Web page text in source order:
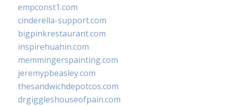
empconst1.com
cinderella-support.com
bigpinkrestaurant.com
inspirehuahin.com
memmingerspainting.com
jeremypbeasley.com
thesandwichdepotcos.com
drgiggleshouseofpain.com